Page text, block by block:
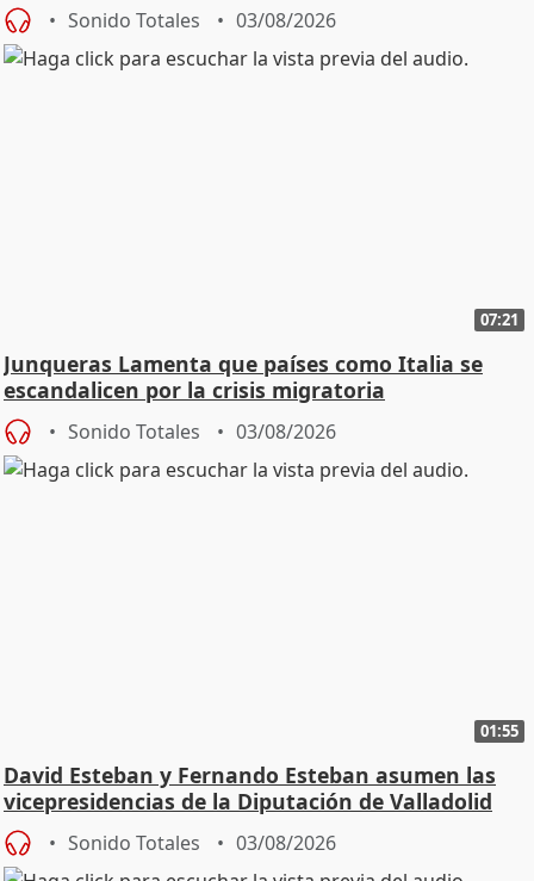
Sonido Totales 03/08/2026
07:21
Junqueras Lamenta que países como Italia se
escandalicen por la crisis migratoria
Sonido Totales 03/08/2026
01:55
David Esteban y Fernando Esteban asumen las
vicepresidencias de la Diputación de Valladolid
Sonido Totales 03/08/2026